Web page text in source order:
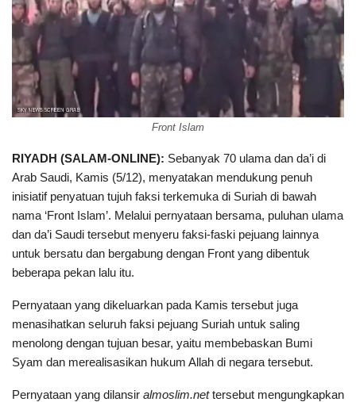
Front Islam
RIYADH (SALAM-ONLINE): Sebanyak 70 ulama dan da’i di
Arab Saudi, Kamis (5/12), menyatakan mendukung penuh
inisiatif penyatuan tujuh faksi terkemuka di Suriah di bawah
nama ‘Front Islam’. Melalui pernyataan bersama, puluhan ulama
dan da’i Saudi tersebut menyeru faksi-faski pejuang lainnya
untuk bersatu dan bergabung dengan Front yang dibentuk
beberapa pekan lalu itu.
Pernyataan yang dikeluarkan pada Kamis tersebut juga
menasihatkan seluruh faksi pejuang Suriah untuk saling
menolong dengan tujuan besar, yaitu membebaskan Bumi
Syam dan merealisasikan hukum Allah di negara tersebut.
Pernyataan yang dilansir almoslim.nettersebut mengungkapkan